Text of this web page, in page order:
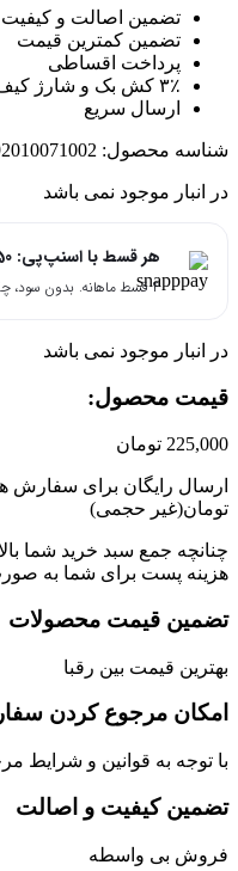
تضمین اصالت و کیفیت کالا
تضمین کمترین قیمت
پرداخت اقساطی
۳٪ کش بک و شارژ کیف پول
ارسال سریع
محصول:2292010071002
موجود نمی باشد
هر قسط با اسنپ‌پی:
۴ قسط ماهانه. بدون سود، چک و ضامن.
موجود نمی باشد
محصول:​
تومان
حجمی)
پست برای شما به صورت
قیمت محصولات
قیمت بین رقبا
مرجوع کردن سفارش
به قوانین و شرایط
کیفیت و اصالت
بی واسطه